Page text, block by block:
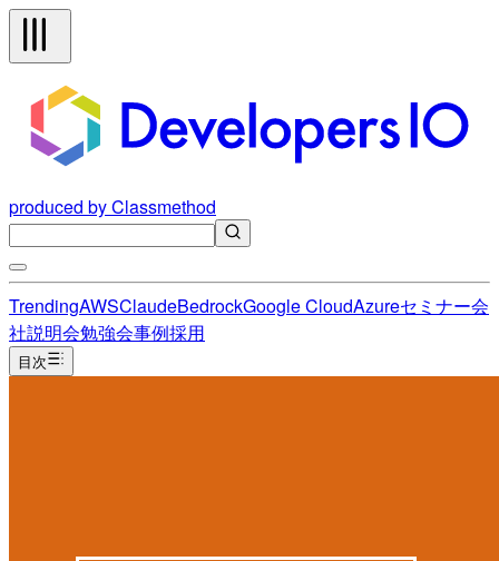
produced by Classmethod
TrendingAWSClaudeBedrockGoogle CloudAzureセミナー会
社説明会勉強会事例採用
目次